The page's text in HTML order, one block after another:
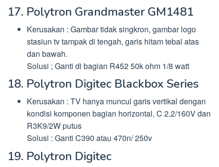
17. Polytron Grandmaster GM1481
Kerusakan : Gambar tidak singkron, gambar logo
stasiun tv tampak di tengah, garis hitam tebal atas
dan bawah.
Solusi ; Ganti di bagian R452 50k ohm 1/8 watt
18. Polytron Digitec Blackbox Series
Kerusakan : TV hanya muncul garis vertikal dengan
kondisi komponen bagian horizontal, C 2,2/160V dan
R3K9/2W putus
Solusi : Ganti C390 atau 470n/ 250v
19. Polytron Digitec